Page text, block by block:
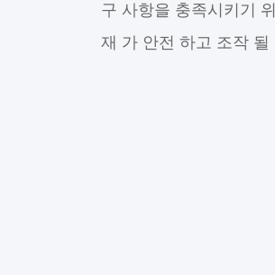
구 사항을 충족시키기
재 가 안전 하고 조작